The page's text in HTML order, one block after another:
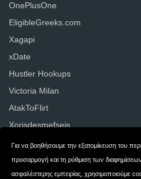
Για να βοηθήσουμε την εξατομίκευση του
προσαρμογή και τη ρύθμιση των
ασφαλέστερης εμπειρίας, χρησιμοποιούμε
OnePlusOne
EligibleGreeks.com
Xagapi
xDate
Hustler Hookups
Victoria Milan
AtakToFlirt
Xorisdesmefseis
Επικοινωνία